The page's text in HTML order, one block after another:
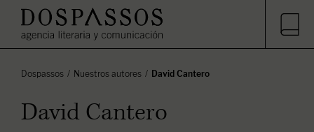
David Cantero
Nuestros autores
Dospassos
David Cantero